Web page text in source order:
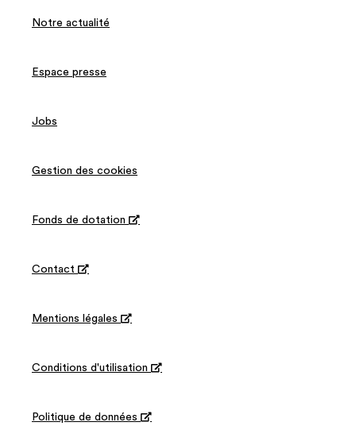
Notre actualité
Espace presse
Jobs
Gestion des cookies
Fonds de dotation 
Contact 
Mentions légales 
Conditions d'utilisation 
Politique de données 